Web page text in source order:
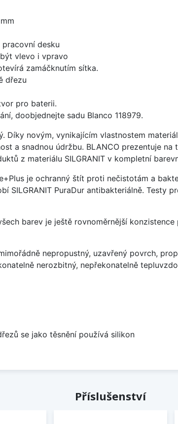
pracovní desku
vlevo i vpravo
zamáčknutím sítka.
dřezu
pro baterii.
doobjednejte sadu Blanco 118979.
novým, vynikajícím vlastnostem
a snadnou údržbu. BLANCO prezentuje
z materiálu SILGRANIT v kompletní
je ochranný štít proti nečistotám a
SILGRANIT PuraDur antibakteriálně. Testy
barev je ještě rovnoměrnější
nepropustný, uzavřený povrch,
nerozbitný, nepřekonatelně
se jako těsnění používá silikon
Příslušenství